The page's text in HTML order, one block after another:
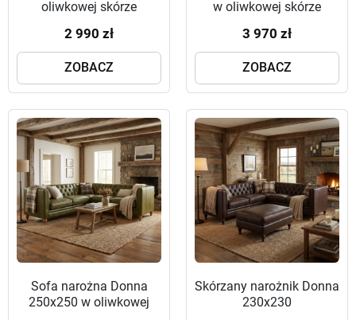
oliwkowej skórze
2 990 zł
ZOBACZ
w oliwkowej skórze
3 970 zł
ZOBACZ
Sofa narożna Donna
250x250 w oliwkowej
Skórzany narożnik Donna
230x230